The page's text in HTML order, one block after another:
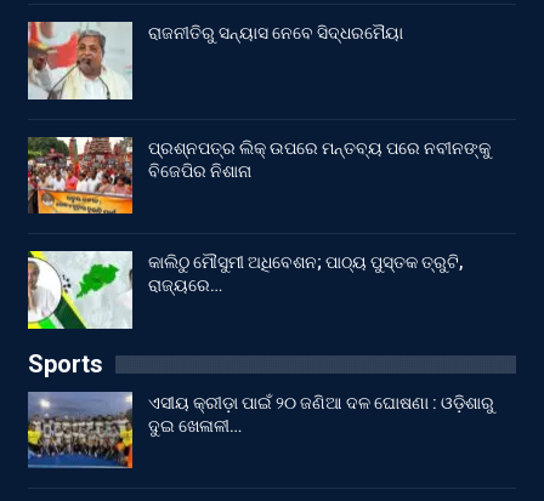
ରାଜନୀତିରୁ ସନ୍ୟାସ ନେବେ ସିଦ୍ଧରମୈୟା
ପ୍ରଶ୍ନପତ୍ର ଲିକ୍ ଉପରେ ମନ୍ତବ୍ୟ ପରେ ନବୀନଙ୍କୁ
ବିଜେପିର ନିଶାନା
କାଲିଠୁ ମୌସୁମୀ ଅଧିବେଶନ; ପାଠ୍ୟ ପୁସ୍ତକ ତ୍ରୁଟି,
ରାଜ୍ୟରେ…
Sports
ଏସୀୟ କ୍ରୀଡ଼ା ପାଇଁ ୨୦ ଜଣିଆ ଦଳ ଘୋଷଣା : ଓଡ଼ିଶାରୁ
ଦୁଇ ଖେଳାଳୀ…